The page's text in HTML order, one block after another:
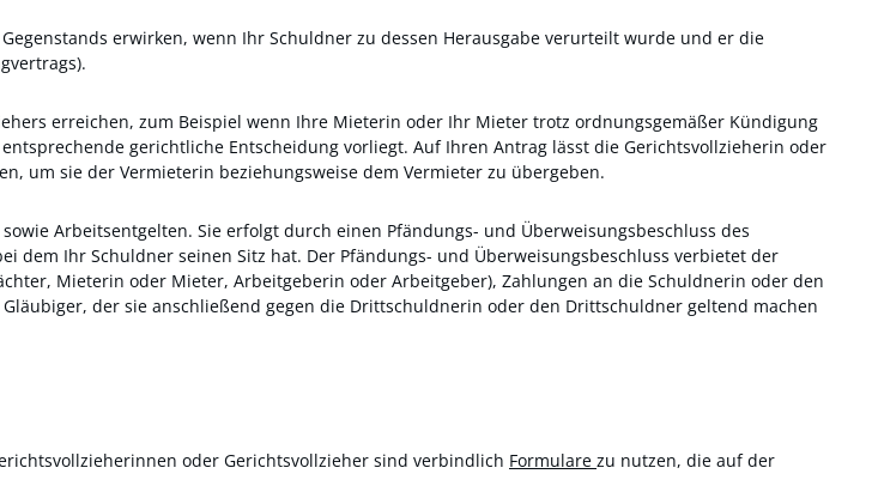
erwirken, wenn Ihr Schuldner zu dessen Herausgabe verurteilt wurde und er die
erreichen, zum Beispiel wenn Ihre Mieterin oder Ihr Mieter trotz ordnungsgemäßer Kündigung
gerichtliche Entscheidung vorliegt. Auf Ihren Antrag lässt die Gerichtsvollzieherin oder
um sie der Vermieterin beziehungsweise dem Vermieter zu übergeben.
Arbeitsentgelten. Sie erfolgt durch einen Pfändungs- und Überweisungsbeschluss des
dem Ihr Schuldner seinen Sitz hat. Der Pfändungs- und Überweisungsbeschluss verbietet der
Mieterin oder Mieter, Arbeitgeberin oder Arbeitgeber), Zahlungen an die Schuldnerin oder den
der sie anschließend gegen die Drittschuldnerin oder den Drittschuldner geltend machen
oder Gerichtsvollzieher sind verbindlich Formulare zu nutzen, die auf der